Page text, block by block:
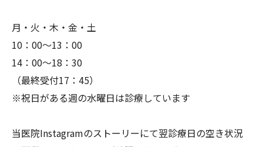
月・火・木・金・土
10：00～13：00
14：00～18：30
（最終受付17：45）
※祝日がある週の水曜日は診療しています
当医院Instagramのストーリーにて翌診療日の空き状況